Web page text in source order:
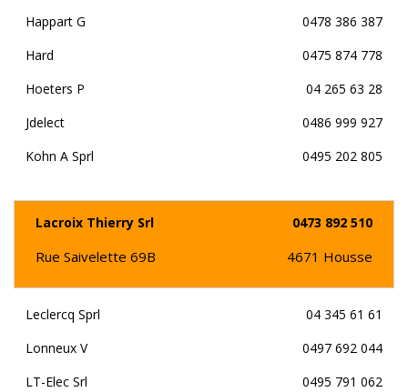
Happart G
0478 386 387
Hard
0475 874 778
Hoeters P
04 265 63 28
Jdelect
0486 999 927
Kohn A Sprl
0495 202 805
Lacroix Thierry Srl 0473 892 510
Rue Saivelette 69B 4671 Housse
Leclercq Sprl
04 345 61 61
Lonneux V
0497 692 044
LT-Elec Srl
0495 791 062